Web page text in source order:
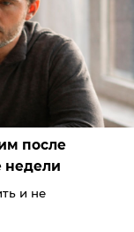
после
недели
и не